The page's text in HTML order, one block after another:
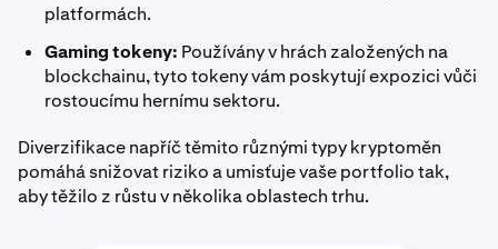
platformách.
Gaming tokeny: Používány v hrách založených na
blockchainu, tyto tokeny vám poskytují expozici vůči
rostoucímu hernímu sektoru.
Diverzifikace napříč těmito různými typy kryptoměn
pomáhá snižovat riziko a umisťuje vaše portfolio tak,
aby těžilo z růstu v několika oblastech trhu.